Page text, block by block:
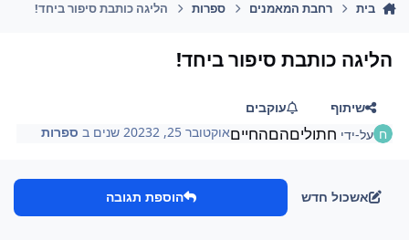
בית רחבת המאמנים ספרות הליגה כותבת סיפור ביחד!
הליגה כותבת סיפור ביחד!
שיתוף
עוקבים
על-ידי חתוליםהםהחייםאוקטובר 25, 2023 2 שנים ב ספרות
אשכול חדש הוספת תגובה